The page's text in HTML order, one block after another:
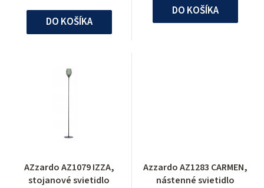
DO KOŠÍKA
DO KOŠÍKA
AZzardo AZ1079 IZZA,
stojanové svietidlo
Azzardo AZ1283 CARMEN,
nástenné svietidlo